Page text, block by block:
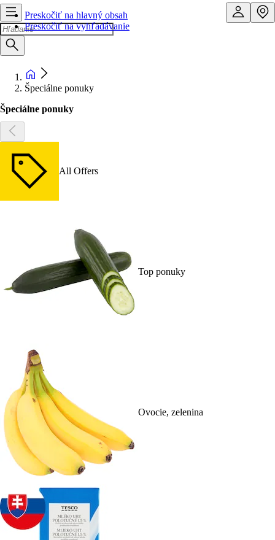
Preskočiť na hlavný obsah
Preskočiť na vyhľadávanie
Špeciálne ponuky
Špeciálne ponuky
All Offers
Top ponuky
Ovocie, zelenina